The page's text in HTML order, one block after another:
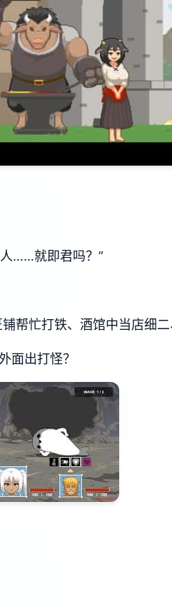
……就即君吗？”
帮忙打铁、酒馆中当店细
面出打怪？